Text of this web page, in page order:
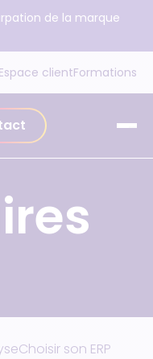
de la marque
Espace clientFormations
Choisir son ERP